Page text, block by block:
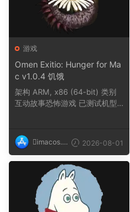
游戏
Omen Exitio: Hunger for Ma
c v1.0.4 饥饿
架构 ARM, x86 (64-bit) 类别
互动故事恐怖游戏 已测试机型
imacos.t
op
2026-08-01